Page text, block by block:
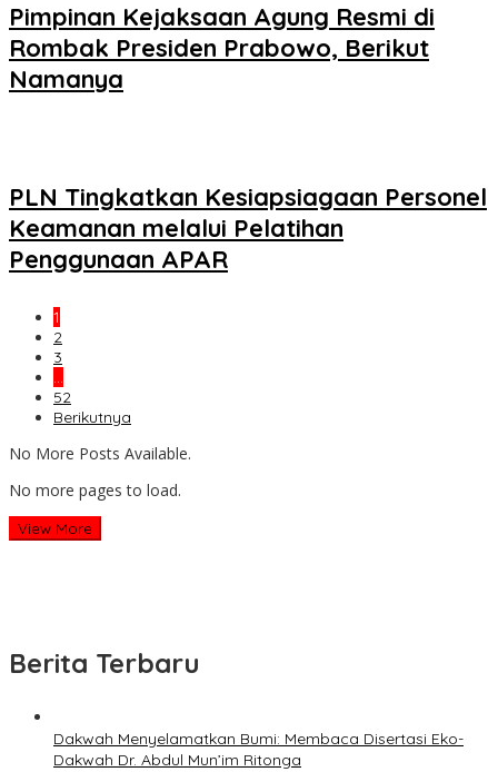
Pimpinan Kejaksaan Agung Resmi di
Rombak Presiden Prabowo, Berikut
Namanya
PLN Tingkatkan Kesiapsiagaan Personel
Keamanan melalui Pelatihan
Penggunaan APAR
1
2
3
…
52
Berikutnya
No More Posts Available.
No more pages to load.
View More
Berita Terbaru
Dakwah Menyelamatkan Bumi: Membaca Disertasi Eko-
Dakwah Dr. Abdul Mun’im Ritonga